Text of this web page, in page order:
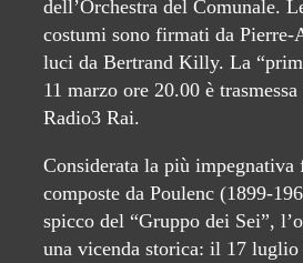
dell’Orchestra del Comunale.
costumi sono firmati da Pierre-
luci da Bertrand Killy. La
11 marzo ore 20.00 è
Radio3 Rai.
Considerata la più impegnativa
composte da Poulenc (1899-
spicco del “Gruppo dei Sei”,
una vicenda storica: il 17